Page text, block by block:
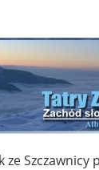
ze Szczawnicy